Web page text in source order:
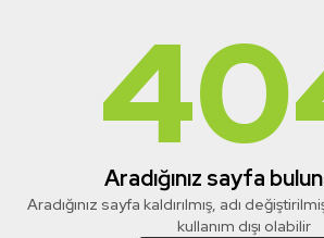
Aradığınız sayfa
Aradığınız sayfa kaldırılmış, adı
kullanım dışı olabilir